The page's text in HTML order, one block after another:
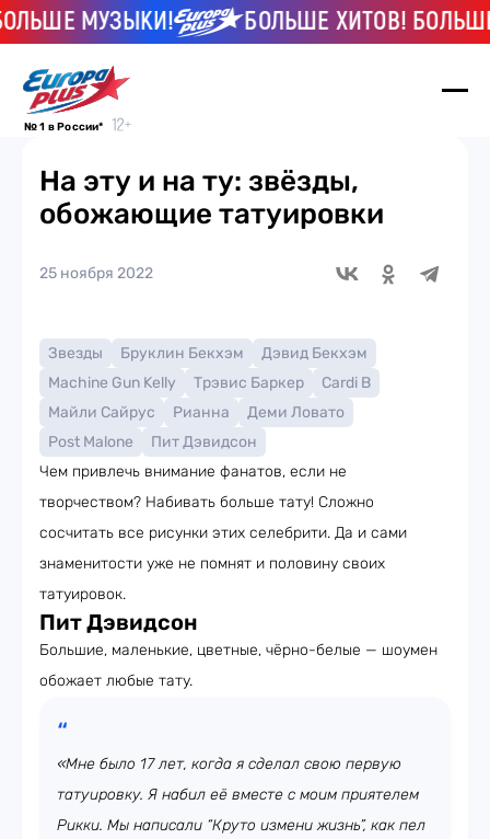
МУЗЫКИ! БОЛЬШЕ ХИТОВ! БОЛЬШЕ
№ 1 в России*
На эту и на ту: звёзды,
обожающие татуировки
25 ноября 2022
Звезды Бруклин Бекхэм
Дэвид Бекхэм
Machine Gun Kelly
Трэвис Баркер
Cardi B
Майли Сайрус
Рианна
Деми Ловато
Post Malone
Пит Дэвидсон
Чем привлечь внимание фанатов, если не
творчеством? Набивать больше тату! Сложно
сосчитать все рисунки этих селебрити. Да и сами
знаменитости уже не помнят и половину своих
татуировок.
Пит Дэвидсон
Большие, маленькие, цветные, чёрно-белые — шоумен
обожает любые тату.
«Мне было 17 лет, когда я сделал свою первую
татуировку. Я набил её вместе с моим приятелем
Рикки. Мы написали “Круто измени жизнь”, как пел